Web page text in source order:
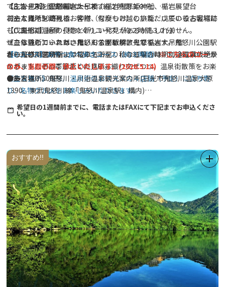
で、皆さまをご案内いたします。
初めて当地を訪れるお客様、何度もお越しいただいているお客様に
も、鬼怒川温泉の良さと新しい発見があるかもしれません。
ぜひ体験していただきたいおすすめツアーです。
春の桜の開花時期には桜の名所を、秋の紅葉の時期には紅葉の絶景
スポットなど、季節ごとの見所も織り交ぜつつ、温泉街散策をお楽
しみ下さい。
《主な見所》鬼怒楯岩大吊橋、楯岩鬼怒姫神社、楯岩展望台
お一人様：500円
【Bコース】歴史探訪コース（約２時間３０分）
《主な見所》滝見橋、仲附（なかつけ）の旅籠、戊辰の役古戦場跡
（戊辰街道）
※こちらのコースは、鬼怒川公園駅解散となります。鬼怒川公園駅
から鬼怒川温泉駅まで電車でお戻りになる場合は、別途電車代がか
かります。予めご了承ください。
お一人様：500円
【Cコース】絶景・橋めぐりコース（約２時間３０分）
《主な見所》ふれあい橋、くろがね橋、鬼怒楯岩大吊橋
お一人様：500円
【Dコース】おやつ食べ歩きコース（約３時間）※こちらのコース
のみ、当面の間、休止いたします。(2026.5.14)
《主な見所》鬼怒川温泉街のおススメの４店舗（予定）に立ち寄
り、名物グルメをお楽しみいただきます。
※こちらのコースは水曜日お休みです。
お一人様：800円
●集合場所：鬼怒川・川治温泉観光案内所(日光市鬼怒川温泉大原
1390、東武鬼怒川線「鬼怒川温泉駅」構内)
※令和８年４月１日より集合場所(受付)が変更となりました。
●参加費：お一人様 500円～800円 (ガイド事業協力金として、
●参加特典：参加者には、参加特典あり。☆内容は、当日までお楽
しみ!!
●申込方法：参加ご希望の方は、希望日の1週間前までに、電話ま
たはFAXにて下記までお申込ください。(１週間以内の場合は、ご相
談させていただきますので、お電話でお申し込みください)
●お問い合わせ：一般社団法人 日光市観光協会 TEL:0288-22-
1525 FAX:0288-77-0201
受付時間 9時～17時(年中無休)
※写真はイメージです。
★★川治温泉まち歩きツアーはこちら★★
希望日の1週間前までに、電話またはFAXにて下記までお申込くださ
い。
おすすめ!!